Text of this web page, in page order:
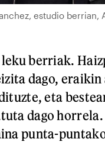
estudio berrian,
berriak.
dago,
eta
dago
punta-